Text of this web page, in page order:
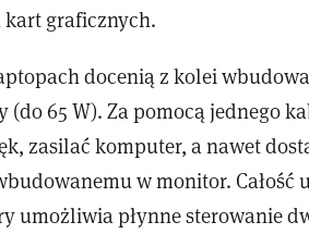
graficznych.
docenią z kolei
65 W). Za pomocą jednego
zasilać komputer, a nawet
w monitor. Całość
umożliwia płynne sterowanie